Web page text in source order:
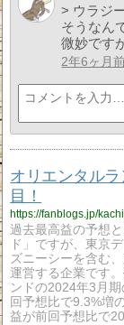
> ウラジ
そうなん
微妙です
2年6ヶ月
オリエンタル
目！
https://fanblogs.jp/
過去最高益の予想
ド」ですが、東京
ズニーシーを含む
運営する企業です
ンドの2024年3月
回予想比で9.3%増
益が前回予想比で